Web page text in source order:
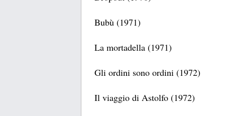
Bubù (1971)
La mortadella (1971)
Gli ordini sono ordini (1972)
Il viaggio di Astolfo (1972)